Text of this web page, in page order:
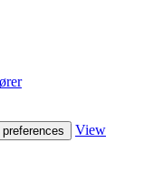
View